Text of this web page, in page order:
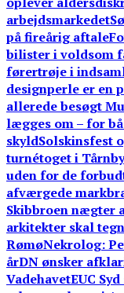
arbejdsmarkedet
på fireårig aftale
bilister i voldsom
førertrøje i
designperle er en
allerede besøgt
lægges om – for
skyldSolskinsfest
turnétoget i Tårnby
uden for de
afværgede
Skibbroen nægter
arkitekter skal
RømøNekrolog:
årDN ønsker
VadehavetEUC